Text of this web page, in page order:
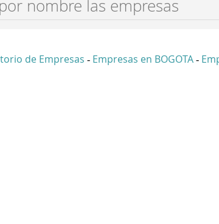
de Empresas - Empresas en BOGOTA -